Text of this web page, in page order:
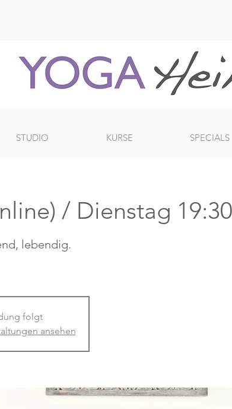
STUDIO KURSE SPECIALS
/ Dienstag
lebendig.
folgt
ansehen